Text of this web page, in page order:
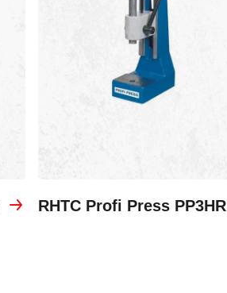
RHTC Profi Press PP3HR